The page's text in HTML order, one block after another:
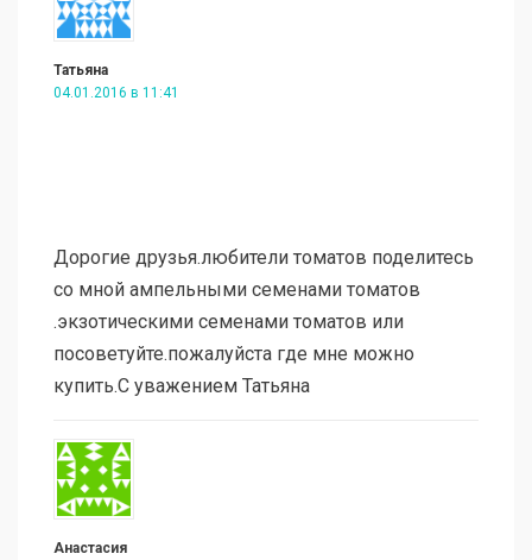
Татьяна
04.01.2016 в 11:41
Дорогие друзья.любители томатов поделитесь
со мной ампельными семенами томатов
.экзотическими семенами томатов или
посоветуйте.пожалуйста где мне можно
купить.С уважением Татьяна
Анастасия